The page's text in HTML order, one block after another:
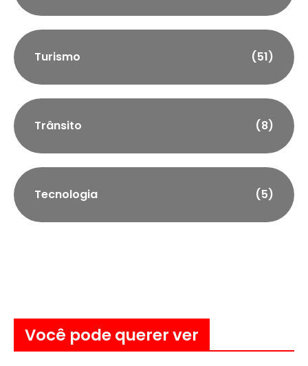
Turismo (51)
Trânsito (8)
Tecnologia (5)
Você pode querer ver